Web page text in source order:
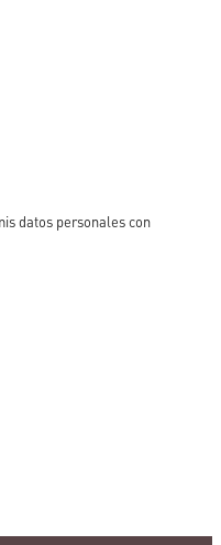
datos personales con